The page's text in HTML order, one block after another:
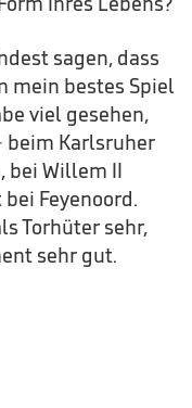
sagen, dass
mein bestes Spiel
viel gesehen,
beim Karlsruher
bei Willem II
Feyenoord.
Torhüter sehr,
sehr gut.